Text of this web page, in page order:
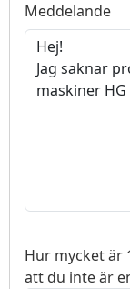
Meddelande
Hur mycket är
att du inte är